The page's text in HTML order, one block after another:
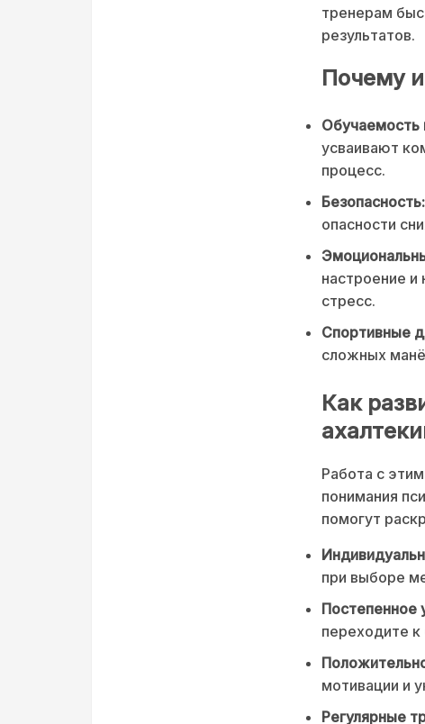
тренерам
результатов.
Почему
Обучаемость
усваивают
процесс.
Безопасность:
опасности
настроение и
стресс.
Спортивные
сложных
Как
Работа с
понимания
помогут
при выборе
Постепенное
переходите
мотивации и
Регулярные